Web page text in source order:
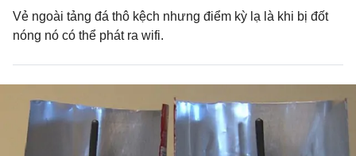
Vẻ ngoài tảng đá thô kệch nhưng điểm kỳ lạ là khi bị đốt
nóng nó có thể phát ra wifi.